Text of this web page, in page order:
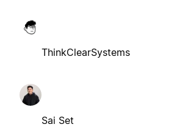
ThinkClearSystems
Sai Set